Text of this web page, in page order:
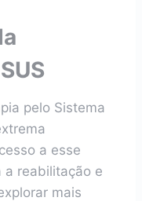
pelo Sistema
a esse
reabilitação e
mais